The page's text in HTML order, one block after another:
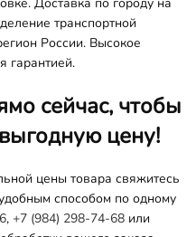
транспортной
России. Высокое
гарантией.
сейчас, чтобы
цену!
цены товара свяжитесь
способом по одному
, +7 (984) 298-74-68 или